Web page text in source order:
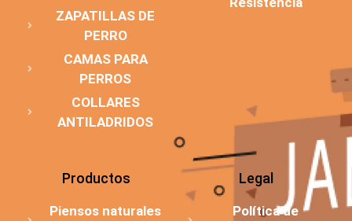
ZAPATILLAS DE
PERRO
CAMAS PARA
PERROS
COLLARES
ANTILADRIDOS
Productos
Piensos naturales
Legal
Política de